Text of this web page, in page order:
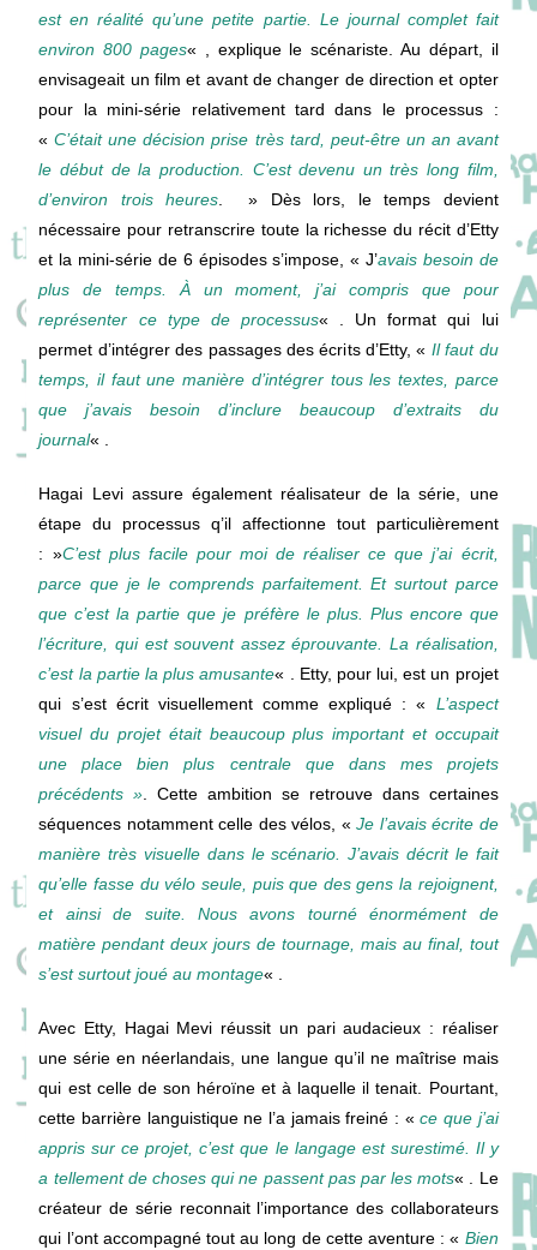
est en réalité qu’une petite partie. Le journal complet fait
environ 800 pages« , explique le scénariste. Au départ, il
envisageait un film et avant de changer de direction et opter
pour la mini-série relativement tard dans le processus :
«C’était une décision prise très tard, peut-être un an avant
le début de la production. C’est devenu un très long film,
d’environ trois heures . » Dès lors, le temps devient
nécessaire pour retranscrire toute la richesse du récit d’Etty
et la mini-série de 6 épisodes s’impose, « J’avais besoin de
plus de temps. À un moment, j’ai compris que pour
représenter ce type de processus« . Un format qui lui
permet d’intégrer des passages des écrits d’Etty, « Il faut du
temps, il faut une manière d’intégrer tous les textes, parce
que j’avais besoin d’inclure beaucoup d’extraits du
journal« .
Hagai Levi assure également réalisateur de la série, une
étape du processus q’il affectionne tout particulièrement
: »C’est plus facile pour moi de réaliser ce que j’ai écrit,
parce que je le comprends parfaitement. Et surtout parce
que c’est la partie que je préfère le plus. Plus encore que
l’écriture, qui est souvent assez éprouvante. La réalisation,
c’est la partie la plus amusante« . Etty, pour lui, est un projet
qui s’est écrit visuellement comme expliqué : « L’aspect
visuel du projet était beaucoup plus important et occupait
une place bien plus centrale que dans mes projets
précédents » . Cette ambition se retrouve dans certaines
séquences notamment celle des vélos, «Je l’avais écrite de
manière très visuelle dans le scénario. J’avais décrit le fait
qu’elle fasse du vélo seule, puis que des gens la rejoignent,
et ainsi de suite. Nous avons tourné énormément de
matière pendant deux jours de tournage, mais au final, tout
s’est surtout joué au montage« .
Avec Etty, Hagai Mevi réussit un pari audacieux : réaliser
une série en néerlandais, une langue qu’il ne maîtrise mais
qui est celle de son héroïne et à laquelle il tenait. Pourtant,
cette barrière languistique ne l’a jamais freiné : «ce que j’ai
appris sur ce projet, c’est que le langage est surestimé. Il y
a tellement de choses qui ne passent pas par les mots« . Le
créateur de série reconnait l’importance des collaborateurs
qui l’ont accompagné tout au long de cette aventure : « Bien